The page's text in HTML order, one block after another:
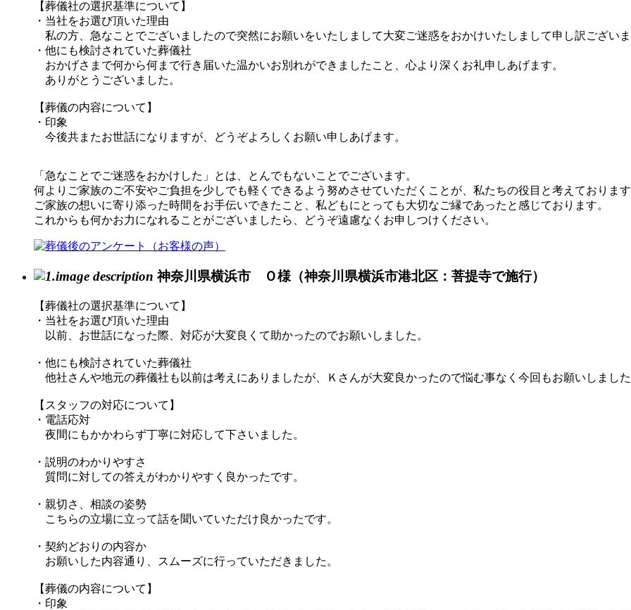
【葬儀社の選択基準について】
・当社をお選び頂いた理由
私の方、急なことでございましたので突然にお願いをいたしまして大変ご迷惑をおかけいたしまして申し訳ござい
・他にも検討されていた葬儀社
おかげさまで何から何まで行き届いた温かいお別れができましたこと、心より深くお礼申しあげます。
ありがとうございました。
【葬儀の内容について】
・印象
今後共またお世話になりますが、どうぞよろしくお願い申しあげます。
「急なことでご迷惑をおかけした」とは、とんでもないことでございます。
何よりご家族のご不安やご負担を少しでも軽くできるよう努めさせていただくことが、私たちの役目と考えておりま
ご家族の想いに寄り添った時間をお手伝いできたこと、私どもにとっても大切なご縁であったと感じております。
これからも何かお力になれることがございましたら、どうぞ遠慮なくお申しつけください。
神奈川県横浜市 Ｏ様（神奈川県横浜市港北区：菩提寺で施行）
【葬儀社の選択基準について】
・当社をお選び頂いた理由
以前、お世話になった際、対応が大変良くて助かったのでお願いしました。
・他にも検討されていた葬儀社
他社さんや地元の葬儀社も以前は考えにありましたが、Ｋさんが大変良かったので悩む事なく今回もお願いしまし
【スタッフの対応について】
・電話応対
夜間にもかかわらず丁寧に対応して下さいました。
・説明のわかりやすさ
質問に対しての答えがわかりやすく良かったです。
・親切さ、相談の姿勢
こちらの立場に立って話を聞いていただけ良かったです。
・契約どおりの内容か
お願いした内容通り、スムーズに行っていただきました。
【葬儀の内容について】
・印象